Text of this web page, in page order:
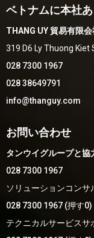
ベトナムに本社あ
THANG UY 貿易有限会
319 D6 Ly Thuong
028 7300 1967
028 38649791
info@thanguy.com
お問い合わせ
タンウイグループと協
028 7300 1967
ソリューションコンサ
028 7300 1967 (押す0)
テクニカルサービスサ